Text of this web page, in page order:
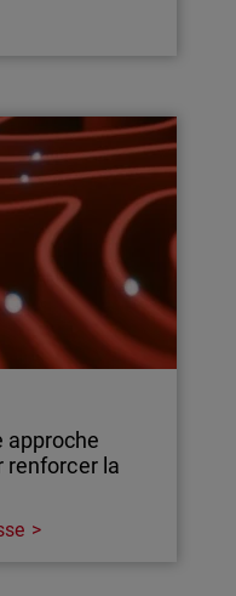
approche
renforcer la